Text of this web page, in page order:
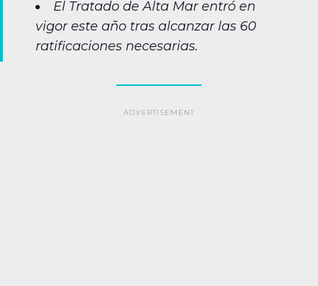
El Tratado de Alta Mar entró en
vigor este año tras alcanzar las 60
ratificaciones necesarias.